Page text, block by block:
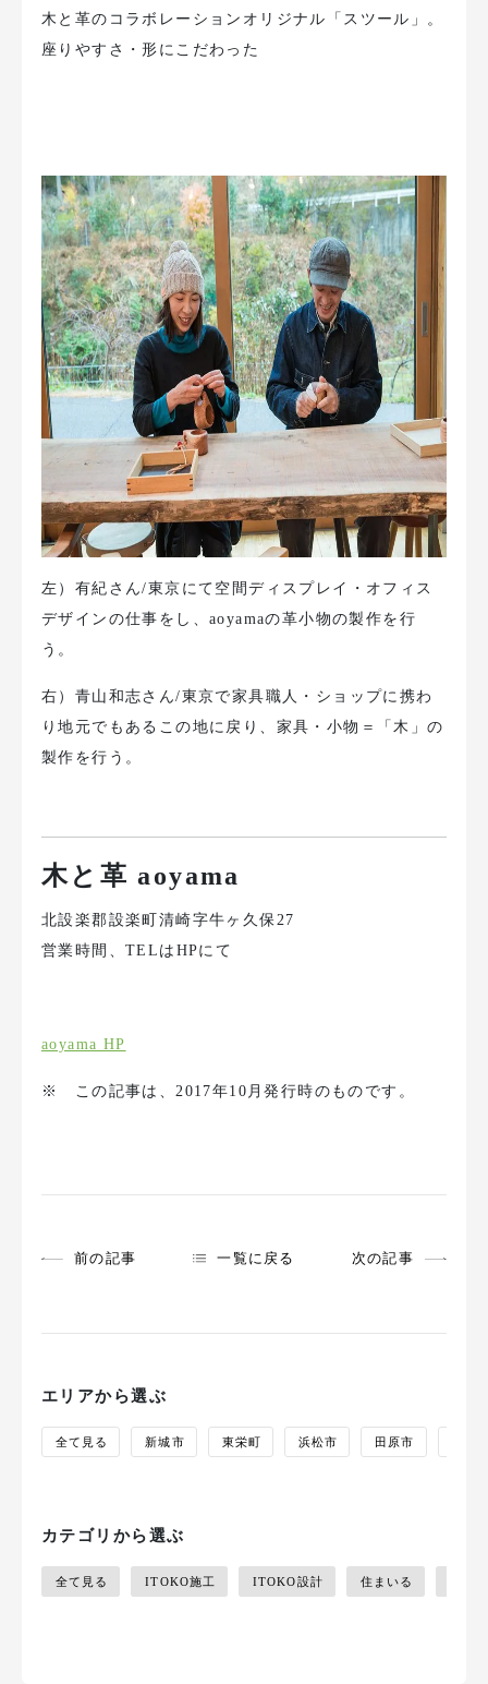
木と革のコラボレーションオリジナル「スツール」。
座りやすさ・形にこだわった
左）有紀さん/東京にて空間ディスプレイ・オフィス
デザインの仕事をし、aoyamaの革小物の製作を行
う。
右）青山和志さん/東京で家具職人・ショップに携わ
り地元でもあるこの地に戻り、家具・小物＝「木」の
製作を行う。
木と革 aoyama
北設楽郡設楽町清崎字牛ヶ久保27
営業時間、TELはHPにて
aoyama HP
※ この記事は、2017年10月発行時のものです。
前の記事 一覧に戻る 次の記事
エリアから選ぶ
全て見る 新城市 東栄町 浜松市 田原市
カテゴリから選ぶ
全て見る ITOKO施工 ITOKO設計 住まいる